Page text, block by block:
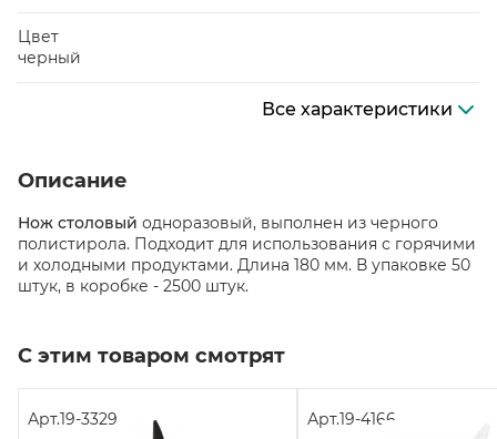
Цвет
черный
Все характеристики
Описание
Нож столовый одноразовый, выполнен из черного
полистирола. Подходит для использования с горячими
и холодными продуктами. Длина 180 мм. В упаковке 50
штук, в коробке - 2500 штук.
С этим товаром смотрят
Арт.19-3329 Арт.19-4166